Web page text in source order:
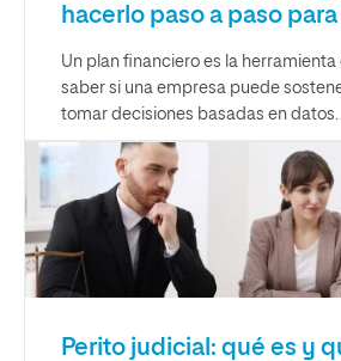
hacerlo paso a paso
Un plan financiero es la
saber si una empresa puede
tomar decisiones basadas en datos.
Perito judicial: qué es y